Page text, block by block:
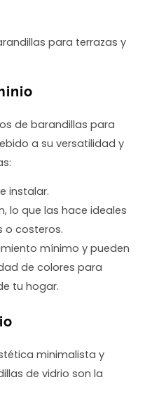
para terrazas y
de barandillas para
a su versatilidad y
instalar.
lo que las hace ideales
o costeros.
mínimo y pueden
de colores para
tu hogar.
minimalista y
de vidrio son la